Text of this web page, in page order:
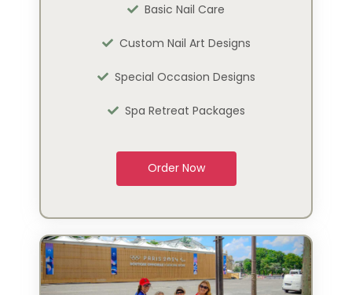
Basic Nail Care
Custom Nail Art Designs
Special Occasion Designs
Spa Retreat Packages
Order Now